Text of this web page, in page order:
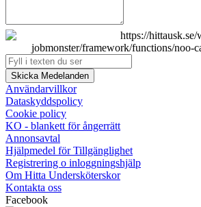
Skicka Medelanden
Användarvillkor
Dataskyddspolicy
Cookie policy
KO - blankett för ångerrätt
Annonsavtal
Hjälpmedel för Tillgänglighet
Registrering o inloggningshjälp
Om Hitta Undersköterskor
Kontakta oss
Facebook